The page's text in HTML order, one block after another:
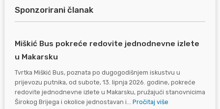
Sponzorirani članak
Miškić Bus pokreće redovite jednodnevne izlete
u Makarsku
Tvrtka Miškić Bus, poznata po dugogodišnjem iskustvu u
prijevozu putnika, od subote, 13. lipnja 2026. godine, pokreće
redovite jednodnevne izlete u Makarsku, pružajući stanovnicima
Širokog Brijega i okolice jednostavan i... Pročitaj više